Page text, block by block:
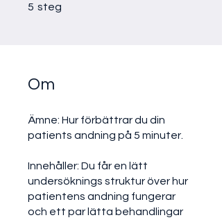
5 steg
Om
Ämne: Hur förbättrar du din
patients andning på 5 minuter.
Innehåller: Du får en lätt
undersöknings struktur över hur
patientens andning fungerar
och ett par lätta behandlingar